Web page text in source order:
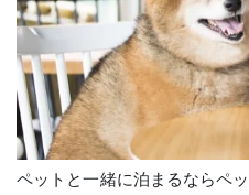
ペットと一緒に泊まるならペ